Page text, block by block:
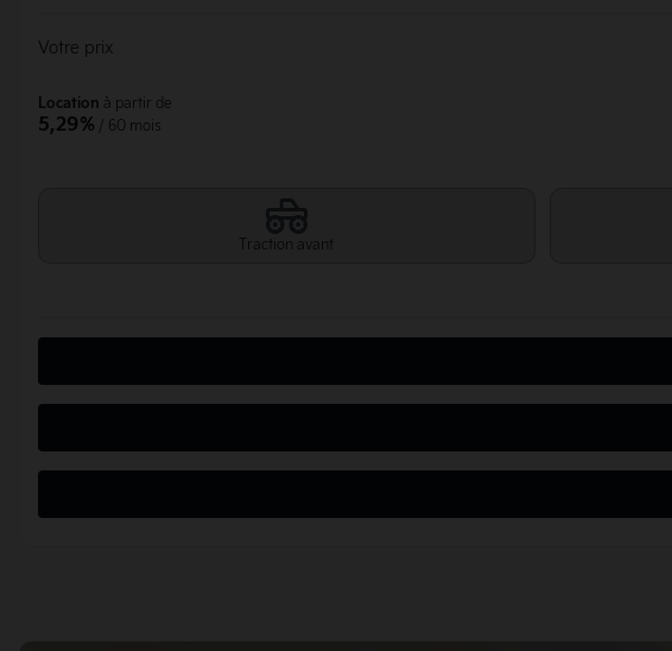
Votre prix
Location à partir de
5,29% / 60 mois
Traction avant